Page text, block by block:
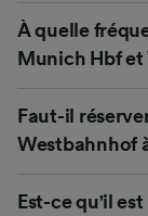
À quelle
Munich Hbf
Faut-il
Westbahnhof
Est-ce qu'il